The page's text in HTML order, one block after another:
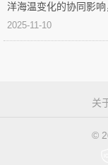
洋海温变化的协同影响
2025-11-10
关
©